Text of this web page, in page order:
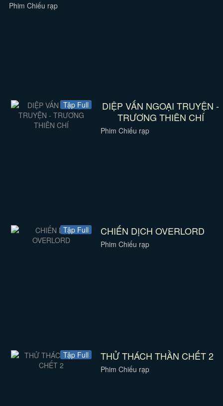
Phim Chiếu rạp
Tập Full
DIỆP VẤN NGOẠI TRUYỆN -
TRƯƠNG THIÊN CHÍ
Phim Chiếu rạp
Tập Full CHIẾN DỊCH OVERLORD
Phim Chiếu rạp
Tập Full THỬ THÁCH THẦN CHẾT 2
Phim Chiếu rạp